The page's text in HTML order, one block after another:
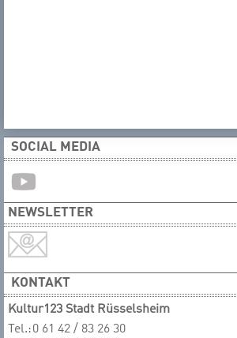
SOCIAL MEDIA
NEWSLETTER
KONTAKT
Kultur123 Stadt Rüsselsheim
Tel.:0 61 42 / 83 26 30